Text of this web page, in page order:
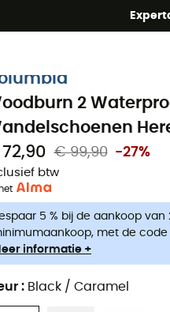
2
€ 99,90 -27%
btw
5 % bij de aankoop
met de code
informatie +
: Black / Caramel